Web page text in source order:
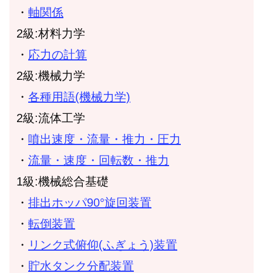
・ 軸関係
2級:材料力学
・ 応力の計算
2級:機械力学
・ 各種用語(機械力学)
2級:流体工学
・ 噴出速度・流量・推力・圧力
・ 流量・速度・回転数・推力
1級:機械総合基礎
・ 排出ホッパ90°旋回装置
・ 転倒装置
・ リンク式俯仰(ふぎょう)装置
・ 貯水タンク分配装置